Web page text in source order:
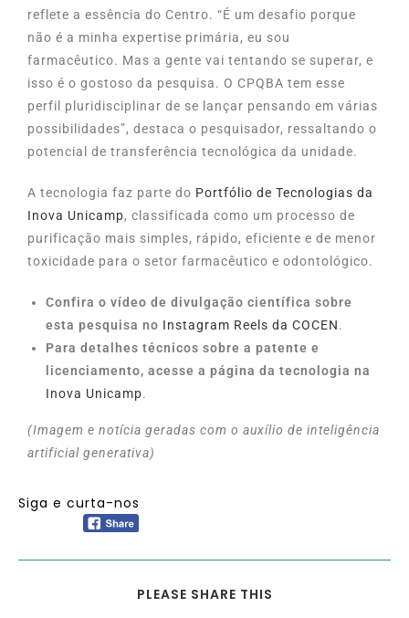
reflete a essência do Centro. “É um desafio porque
não é a minha expertise primária, eu sou
farmacêutico. Mas a gente vai tentando se superar, e
isso é o gostoso da pesquisa. O CPQBA tem esse
perfil pluridisciplinar de se lançar pensando em várias
possibilidades”, destaca o pesquisador, ressaltando o
potencial de transferência tecnológica da unidade.
A tecnologia faz parte do Portfólio de Tecnologias da
Inova Unicamp, classificada como um processo de
purificação mais simples, rápido, eficiente e de menor
toxicidade para o setor farmacêutico e odontológico.
Confira o vídeo de divulgação científica sobre
esta pesquisa no Instagram Reels da COCEN.
Para detalhes técnicos sobre a patente e
licenciamento, acesse a página da tecnologia na
Inova Unicamp.
(Imagem e notícia geradas com o auxílio de inteligência
artificial generativa)
Siga e curta-nos
PLEASE SHARE THIS